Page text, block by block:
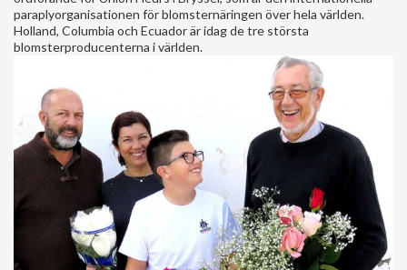
paraplyorganisationen för blomsternäringen över hela världen.
Holland, Columbia och Ecuador är idag de tre största
blomsterproducenterna i världen.